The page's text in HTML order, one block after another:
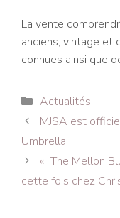
La vente
anciens, vintage et
connues ainsi que
Catégories
Actualités
Navigation
des
articles
MJSA est
Umbrella
« The Mellon
cette fois chez